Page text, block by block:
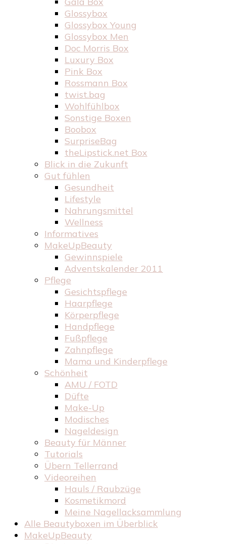
Glossybox
Glossybox Young
Glossybox Men
Doc Morris Box
Luxury Box
Pink Box
Rossmann Box
twist.bag
Wohlfühlbox
Sonstige Boxen
Boobox
SurpriseBag
theLipstick.net Box
Blick in die Zukunft
Gut fühlen
Gesundheit
Lifestyle
Nahrungsmittel
Wellness
Informatives
MakeUpBeauty
Gewinnspiele
Adventskalender 2011
Pflege
Gesichtspflege
Haarpflege
Körperpflege
Handpflege
Fußpflege
Zahnpflege
Mama und Kinderpflege
Schönheit
AMU / FOTD
Düfte
Make-Up
Modisches
Nageldesign
Beauty für Männer
Tutorials
Übern Tellerrand
Videoreihen
Hauls / Raubzüge
Kosmetikmord
Meine Nagellacksammlung
Alle Beautyboxen im Überblick
MakeUpBeauty